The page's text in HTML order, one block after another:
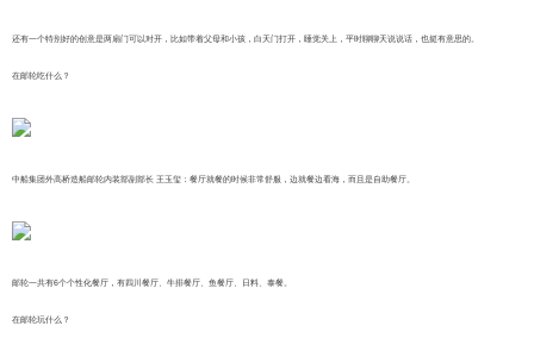
还有一个特别好的创意是两扇门可以对开，比如带着父母和小孩，白天门打开，睡觉关上，平时聊聊天说说话，也挺有意思的。
在邮轮吃什么？
中船集团外高桥造船邮轮内装部副部长 王玉玺：餐厅就餐的时候非常舒服，边就餐边看海，而且是自助餐厅。
邮轮一共有6个个性化餐厅，有四川餐厅、牛排餐厅、鱼餐厅、日料、泰餐。
在邮轮玩什么？